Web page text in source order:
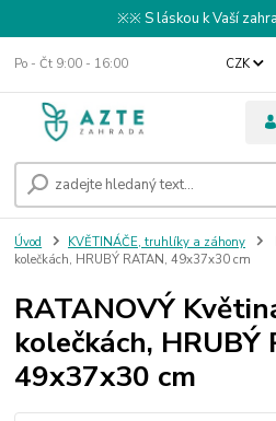
※※ S láskou k Vaší
CZK
Po - Čt 9:00 - 16:00
Úvod KVĚTINÁČE, truhlíky a záhony
kolečkách, HRUBÝ RATAN, 49x37x30 cm
RATANOVÝ
kolečkách, HRUBÝ
49x37x30 cm